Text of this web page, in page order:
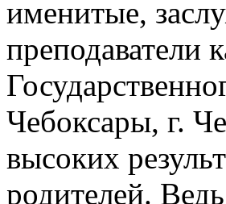
именитые,
преподаватели
Чебоксары, г.
высоких
родителей.